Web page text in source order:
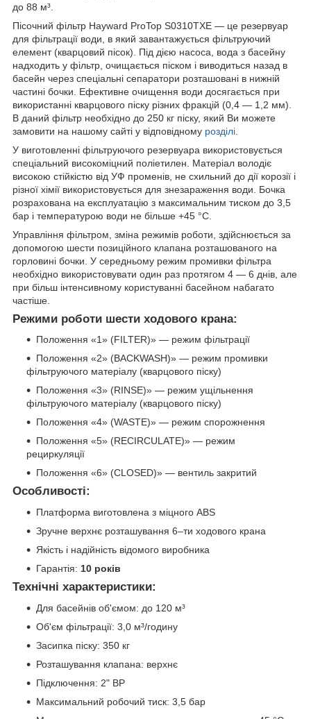
до 88 м³.
Пісочний фільтр Hayward ProTop S0310TXE — це резервуар
для фільтрації води, в який завантажується фільтруючий
елемент (кварцовий пісок). Під дією насоса, вода з басейну
надходить у фільтр, очищається піском і виводиться назад в
басейн через спеціальні сепаратори розташовані в нижній
частині бочки. Ефективне очищення води досягається при
використанні кварцового піску різних фракцій (0,4 — 1,2 мм).
В даний фільтр необхідно до 250 кг піску, який Ви можете
замовити на нашому сайті у відповідному розділі
У виготовленні фільтруючого резервуара використовується
спеціальний високоміцний поліетилен. Матеріал володіє
високою стійкістю від УФ променів, не схильний до дії корозії і
різної хімії використовується для знезараження води. Бочка
розрахована на експлуатацію з максимальним тиском до 3,5
бар і температурою води не більше +45 °C.
Управління фільтром, зміна режимів роботи, здійснюється за
допомогою шести позиційного клапана розташованого на
горловині бочки. У середньому режим промивки фільтра
необхідно використовувати один раз протягом 4 — 6 днів, але
при більш інтенсивному користуванні басейном набагато
частіше.
Режими роботи шести ходового крана:
Положення «1» (FILTER)» — режим фільтрації
Положення «2» (BACKWASH)» — режим промивки
фільтруючого матеріалу (кварцового піску)
Положення «3» (RINSE)» — режим ущільнення
фільтруючого матеріалу (кварцового піску)
Положення «4» (WASTE)» — режим спорожнення
Положення «5» (RECIRCULATE)» — режим
рециркуляції
Положення «6» (CLOSED)» — вентиль закритий
Особливості:
Платформа виготовлена з міцного ABS
Зручне верхнє розташування 6–ти ходового крана
Якість і надійність відомого виробника
Гарантія: 10 років
Технічні характеристики:
Для басейнів об'ємом: до 120 м³
Об'єм фільтрації: 3,0 м³/годину
Засипка піску: 350 кг
Розташування клапана: верхнє
Підключення: 2" BP
Максимальний робочий тиск: 3,5 бар